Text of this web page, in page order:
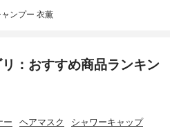
ンプー 衣薫
：おすすめ商品ランキン
ー ヘアマスク シャワーキャップ